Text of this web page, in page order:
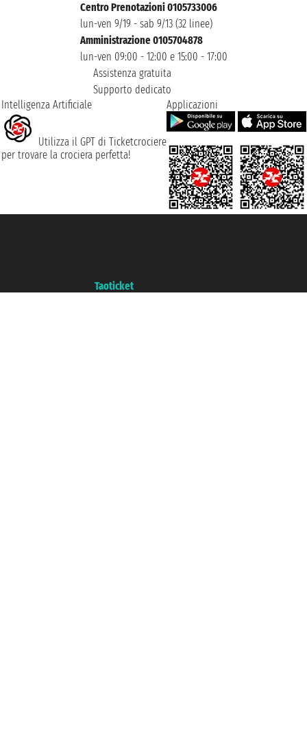
Centro Prenotazioni 0105733006
lun-ven 9/19 - sab 9/13 (32 linee)
Amministrazione 0105704878
lun-ven 09:00 - 12:00 e 15:00 - 17:00
Assistenza gratuita
Supporto dedicato
Intelligenza Artificiale
Utilizza il GPT di Ticketcrociere
per trovare la crociera perfetta!
Applicazioni
Taoticket